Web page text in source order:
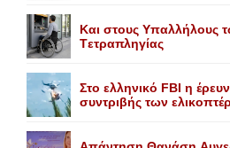
Kαι στους Yπαλλήλους
Tετραπληγίας
Στο ελληνικό FBI η
συντριβής των